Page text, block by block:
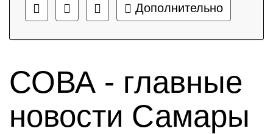
Дополнительно
СОВА - главные
новости Самары